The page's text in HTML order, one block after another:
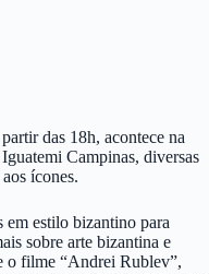
das 18h, acontece na
Campinas, diversas
ícones.
em estilo bizantino para
sobre arte bizantina e
o filme “Andrei Rublev”,